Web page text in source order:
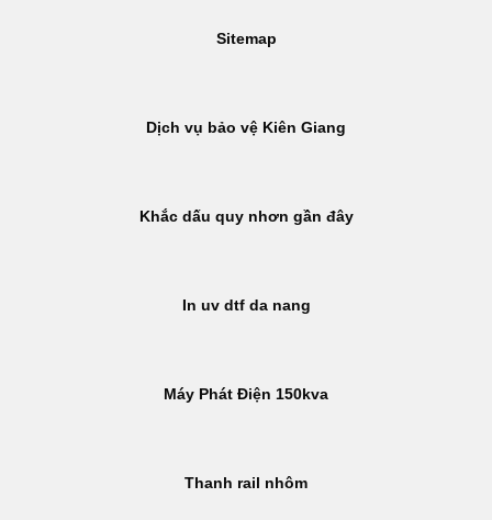
Sitemap
Dịch vụ bảo vệ Kiên Giang
Khắc dấu quy nhơn gần đây
In uv dtf da nang
Máy Phát Điện 150kva
Thanh rail nhôm